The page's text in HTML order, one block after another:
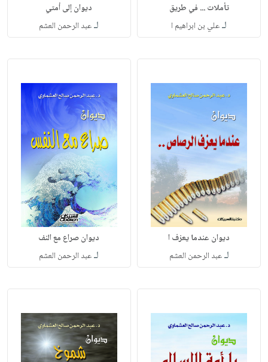
تأملات ... في طريق
لـعلي بن ابراهيم ا
ديوان إلى أمتي
لـعبد الرحمن العشم
ديوان عندما يعزف ا
لـعبد الرحمن العشم
ديوان صراع مع النف
لـعبد الرحمن العشم